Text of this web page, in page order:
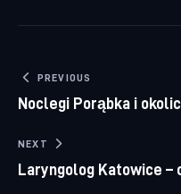
Nawigacja wpisu
PREVIOUS
Noclegi Porąbka i
NEXT
Laryngolog Katowice –